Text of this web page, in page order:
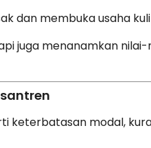
dan membuka usaha
juga menanamkan nilai-
keterbatasan modal,